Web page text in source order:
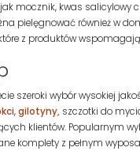
mocznik, kwas salicylowy
pielęgnować również w
z produktów
szeroki wybór wysokiej
,gilotyny, szczotki do
klientów. Popularnym
komplety z pełnym